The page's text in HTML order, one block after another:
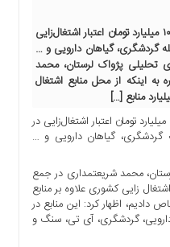
وزیر تعاون، کار و رفاه اجتماعی گفت: ۱۰۰ میلیارد تومان اعتبار اشتغال‌زایی
گردشگری، گیاهان دارویی و …
تحلیلی پژواک لرستان، محمد
به اینکه از محل منابع اشتغال
وزیر تعاون، کار و رفاه اجتماعی گفت: ۱۰۰ میلیارد تومان اعتبار اشتغال‌زایی در
گیاهان دارویی و …
محمد شریعتمداری در جمع
زایی کشوری علاوه بر منابع
اختصاص دادیم، اظهار کرد: این منابع در
گردشگری، آی تی، سنگ و